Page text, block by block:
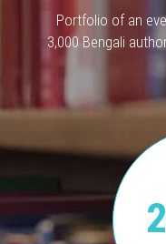
Portfolio of an
3,000 Bengali